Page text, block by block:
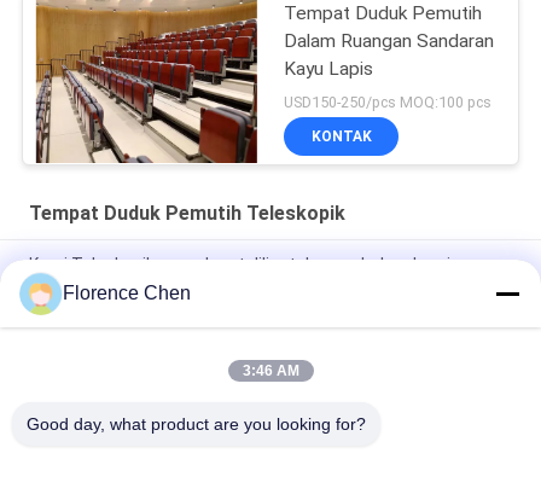
Tempat Duduk Pemutih
Dalam Ruangan Sandaran
Kayu Lapis
USD150-250/pcs MOQ:100 pcs
KONTAK
Tempat Duduk Pemutih Teleskopik
Kursi Teleskopik yang dapat dilipat dengan bahan kursi yang
dapat dilipat
Telescopic Tiered Bleacher dengan lorong dan gantungan
Florence Chen
3:46 AM
Good day, what product are you looking for?